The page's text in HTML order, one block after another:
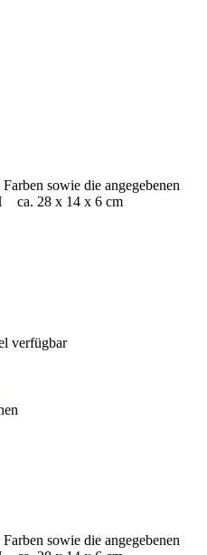
sowie die angegebenen
ca. 28 x 14 x 6 cm
verfügbar
sowie die angegebenen